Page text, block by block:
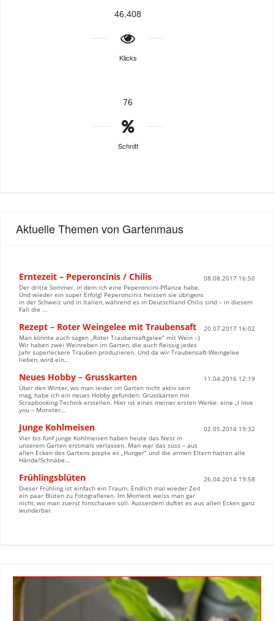
46,408
Klicks
76
Schnitt
Aktuelle Themen von Gartenmaus
Erntezeit – Peperoncinis / Chilis
08.08.2017 16:50
Der dritte Sommer, in dem ich eine Peperoncini-Pflanze habe.
Und wieder ein super Erfolg! Peperoncinis heissen sie übrigens
in der Schweiz und in Italien, während es in Deutschland Chilis sind – in diesem
Fall die ...
Rezept – Roter Weingelee mit Traubensaft
20.07.2017 16:02
Man könnte auch sagen „Roter Traubensaftgelee“ mit Wein :-)
Wir haben zwei Weinreben im Garten, die auch fleissig jedes
Jahr superleckere Trauben produzieren. Und da wir Traubensaft-Weingelee
lieben, wird ein...
Neues Hobby – Grusskarten
11.04.2016 12:19
Über den Winter, wo man leider im Garten nicht aktiv sein
mag, habe ich ein neues Hobby gefunden: Grusskarten mit
Scrapbooking-Technik erstellen. Hier ist eines meiner ersten Werke: eine „I love
you – Monster...
Junge Kohlmeisen
02.05.2014 19:32
Vier bis fünf junge Kohlmeisen haben heute das Nest in
unserem Garten erstmals verlassen. Man war das süss – aus
allen Ecken des Gartens piepte es „Hunger“ und die armen Eltern hatten alle
Hände/Schnäbe...
Frühlingsblüten
26.04.2014 19:58
Dieser Frühling ist einfach ein Traum. Endlich mal wieder Zeit
ein paar Blüten zu Fotografieren. Im Moment weiss man gar
nicht, wo man zuerst hinschauen soll. Ausserdem duftet es aus allen Ecken ganz
wunderbar.